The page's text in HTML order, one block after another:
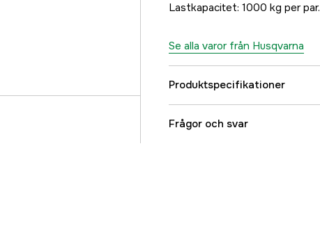
Lastkapacitet: 1000 kg per par.
Se alla varor från Husqvarna
Produktspecifikationer
Vikt
Frågor och svar